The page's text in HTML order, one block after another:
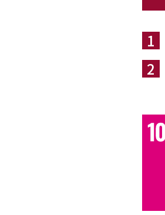
1
2